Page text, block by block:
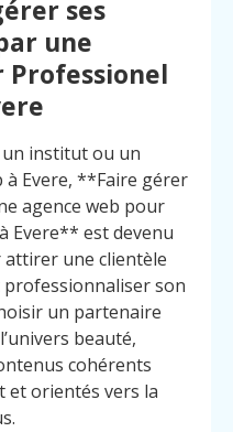
ses
une
Professionel
institut ou un
Evere, **Faire gérer
agence web pour
Evere** est devenu
une clientèle
professionnaliser son
un partenaire
beauté,
cohérents
et orientés vers la